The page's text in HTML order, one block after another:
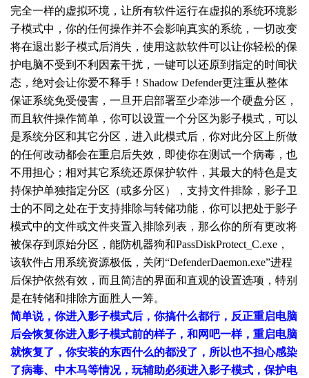
完全一样的虚拟环境，让所有软件运行在虚拟的系统环境影
子模式中，你的任何操作并不会影响真实的系统，一切改变
将在退出影子模式后消失，使用这款软件可以让你轻松的保
护电脑不受到不利因素干扰，一键可以还原到指定的时间状
态，绝对会让你爱不释手！Shadow Defender更注重从整体
保证系统免受侵害，一旦开启部署至少牵涉一个硬盘分区，
而且软件操作简单，你可以设置一个分区为影子模式，可以
是系统分区和其它分区，进入此模式后，你对此分区上所做
的任何改动都会在重启后失效，即使你在测试一个病毒，也
不用担心；相对其它系统还原保护软件，其最大的特色是支
持保护单独指定分区（或多分区），支持文件排除，影子卫
士的不同之处在于支持排除与转储功能，你可以把处于影子
模式中的文件或文件夹置入排除列表，那么你的所有更改将
被保存到原始分区，能防机器狗和PassDiskProtect_C.exe，
该软件占用系统资源极低，关闭“DefenderDaemon.exe”进程
后保护依然有效，而且简洁的界面和直观的设置选项，特别
是在转储和排除方面胜人一筹。
简单说，你进入影子模式后，你搞什么都行，反正重启电脑
后会恢复你进入影子模式前的样子，和网吧一样，重启电脑
就恢复了，你安装的东西什么的都没了，所以也不担心感染
了病毒、中木马等情况，玩辅助必须进入影子模式，保护电